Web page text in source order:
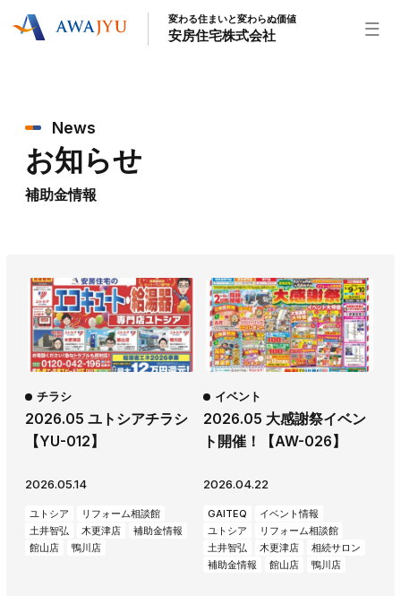
安房住宅の得意なこと
リフォーム事業
不動産事業
社長挨拶 企業情報 沿革
拠点紹介
スタッフ紹介
お知らせ
社長ブログ お知らせ
AWAJYUブログ
安房住まいる
大型工事施工事例
採用情報
新卒・第二新卒採用 アルバイト採用 中途採用
変わる住まいと変わらぬ価値
安房住宅株式会社
News
お知らせ
補助金情報
2026.05 ユトシアチラシ
【YU-012】
チラシ
2026.05.14
ユトシア
リフォーム相談館
土井智弘
木更津店
補助金情報
館山店
鴨川店
2026.05 大感謝祭イベン
ト開催！【AW-026】
イベント
2026.04.22
GAITEQ
イベント情報
ユトシア
リフォーム相談館
土井智弘
木更津店
相続サロン
補助金情報
館山店 鴨川店